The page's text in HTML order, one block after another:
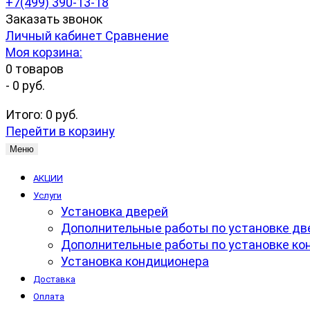
Заказать звонок
Личный кабинет Сравнение
Моя корзина:
0 товаров
- 0 руб.
Итого: 0 руб.
Перейти в корзину
Меню
АКЦИИ
Услуги
Установка дверей
Дополнительные работы по установке
Дополнительные работы по установке
Установка кондиционера
Доставка
Оплата